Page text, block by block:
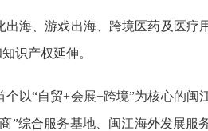
海、游戏出海、跨境医药及医疗
识产权延伸。
以“自贸+会展+跨境”为核心的闽
”综合服务基地、闽江海外发展服